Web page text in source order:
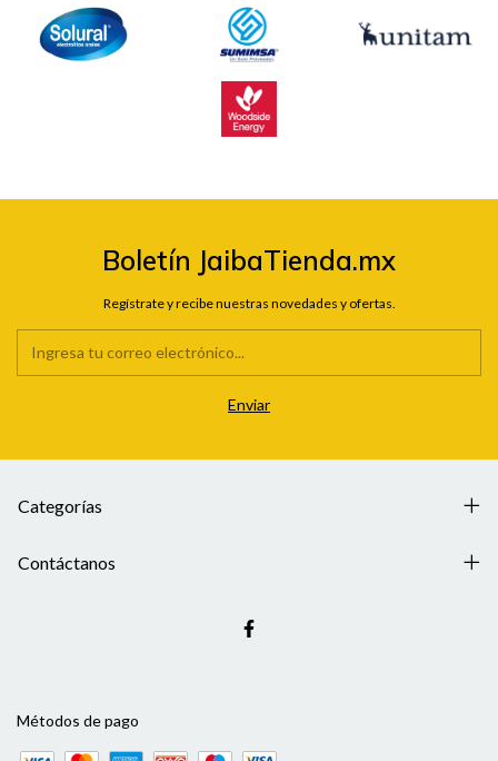
Boletín JaibaTienda.mx
Regístrate y recibe nuestras novedades y ofertas.
Categorías
Contáctanos
Métodos de pago